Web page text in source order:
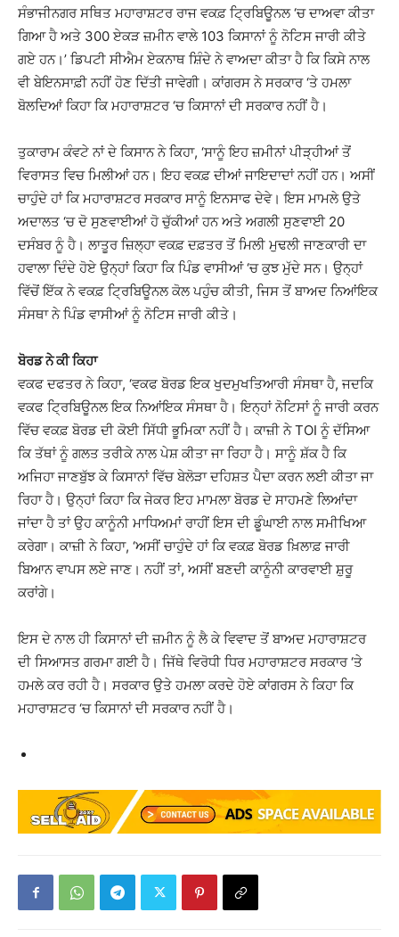
ਸੰਭਾਜੀਨਗਰ ਸਥਿਤ ਮਹਾਰਾਸ਼ਟਰ ਰਾਜ ਵਕਫ਼ ਟ੍ਰਿਬਿਊਨਲ ‘ਚ ਦਾਅਵਾ ਕੀਤਾ
ਗਿਆ ਹੈ ਅਤੇ 300 ਏਕੜ ਜ਼ਮੀਨ ਵਾਲੇ 103 ਕਿਸਾਨਾਂ ਨੂੰ ਨੋਟਿਸ ਜਾਰੀ ਕੀਤੇ
ਗਏ ਹਨ।’ ਡਿਪਟੀ ਸੀਐਮ ਏਕਨਾਥ ਸ਼ਿੰਦੇ ਨੇ ਵਾਅਦਾ ਕੀਤਾ ਹੈ ਕਿ ਕਿਸੇ ਨਾਲ
ਵੀ ਬੇਇਨਸਾਫ਼ੀ ਨਹੀਂ ਹੋਣ ਦਿੱਤੀ ਜਾਵੇਗੀ। ਕਾਂਗਰਸ ਨੇ ਸਰਕਾਰ ‘ਤੇ ਹਮਲਾ
ਬੋਲਦਿਆਂ ਕਿਹਾ ਕਿ ਮਹਾਰਾਸ਼ਟਰ ‘ਚ ਕਿਸਾਨਾਂ ਦੀ ਸਰਕਾਰ ਨਹੀਂ ਹੈ।
ਤੁਕਾਰਾਮ ਕੰਵਟੇ ਨਾਂ ਦੇ ਕਿਸਾਨ ਨੇ ਕਿਹਾ, ‘ਸਾਨੂੰ ਇਹ ਜ਼ਮੀਨਾਂ ਪੀੜ੍ਹੀਆਂ ਤੋਂ
ਵਿਰਾਸਤ ਵਿਚ ਮਿਲੀਆਂ ਹਨ। ਇਹ ਵਕਫ਼ ਦੀਆਂ ਜਾਇਦਾਦਾਂ ਨਹੀਂ ਹਨ। ਅਸੀਂ
ਚਾਹੁੰਦੇ ਹਾਂ ਕਿ ਮਹਾਰਾਸ਼ਟਰ ਸਰਕਾਰ ਸਾਨੂੰ ਇਨਸਾਫ ਦੇਵੇ। ਇਸ ਮਾਮਲੇ ਉਤੇ
ਅਦਾਲਤ ‘ਚ ਦੋ ਸੁਣਵਾਈਆਂ ਹੋ ਚੁੱਕੀਆਂ ਹਨ ਅਤੇ ਅਗਲੀ ਸੁਣਵਾਈ 20
ਦਸੰਬਰ ਨੂੰ ਹੈ। ਲਾਤੂਰ ਜ਼ਿਲ੍ਹਾ ਵਕਫ਼ ਦਫ਼ਤਰ ਤੋਂ ਮਿਲੀ ਮੁਢਲੀ ਜਾਣਕਾਰੀ ਦਾ
ਹਵਾਲਾ ਦਿੰਦੇ ਹੋਏ ਉਨ੍ਹਾਂ ਕਿਹਾ ਕਿ ਪਿੰਡ ਵਾਸੀਆਂ ‘ਚ ਕੁਝ ਮੁੱਦੇ ਸਨ। ਉਨ੍ਹਾਂ
ਵਿੱਚੋਂ ਇੱਕ ਨੇ ਵਕਫ਼ ਟ੍ਰਿਬਿਊਨਲ ਕੋਲ ਪਹੁੰਚ ਕੀਤੀ, ਜਿਸ ਤੋਂ ਬਾਅਦ ਨਿਆਂਇਕ
ਸੰਸਥਾ ਨੇ ਪਿੰਡ ਵਾਸੀਆਂ ਨੂੰ ਨੋਟਿਸ ਜਾਰੀ ਕੀਤੇ।
ਬੋਰਡ ਨੇ ਕੀ ਕਿਹਾ
ਵਕਫ ਦਫਤਰ ਨੇ ਕਿਹਾ, ‘ਵਕਫ ਬੋਰਡ ਇਕ ਖੁਦਮੁਖਤਿਆਰੀ ਸੰਸਥਾ ਹੈ, ਜਦਕਿ
ਵਕਫ ਟ੍ਰਿਬਿਊਨਲ ਇਕ ਨਿਆਂਇਕ ਸੰਸਥਾ ਹੈ। ਇਨ੍ਹਾਂ ਨੋਟਿਸਾਂ ਨੂੰ ਜਾਰੀ ਕਰਨ
ਵਿੱਚ ਵਕਫ਼ ਬੋਰਡ ਦੀ ਕੋਈ ਸਿੱਧੀ ਭੂਮਿਕਾ ਨਹੀਂ ਹੈ। ਕਾਜ਼ੀ ਨੇ TOI ਨੂੰ ਦੱਸਿਆ
ਕਿ ਤੱਥਾਂ ਨੂੰ ਗਲਤ ਤਰੀਕੇ ਨਾਲ ਪੇਸ਼ ਕੀਤਾ ਜਾ ਰਿਹਾ ਹੈ। ਸਾਨੂੰ ਸ਼ੱਕ ਹੈ ਕਿ
ਅਜਿਹਾ ਜਾਣਬੁੱਝ ਕੇ ਕਿਸਾਨਾਂ ਵਿੱਚ ਬੇਲੋੜਾ ਦਹਿਸ਼ਤ ਪੈਦਾ ਕਰਨ ਲਈ ਕੀਤਾ ਜਾ
ਰਿਹਾ ਹੈ। ਉਨ੍ਹਾਂ ਕਿਹਾ ਕਿ ਜੇਕਰ ਇਹ ਮਾਮਲਾ ਬੋਰਡ ਦੇ ਸਾਹਮਣੇ ਲਿਆਂਦਾ
ਜਾਂਦਾ ਹੈ ਤਾਂ ਉਹ ਕਾਨੂੰਨੀ ਮਾਧਿਅਮਾਂ ਰਾਹੀਂ ਇਸ ਦੀ ਡੂੰਘਾਈ ਨਾਲ ਸਮੀਖਿਆ
ਕਰੇਗਾ। ਕਾਜ਼ੀ ਨੇ ਕਿਹਾ, ‘ਅਸੀਂ ਚਾਹੁੰਦੇ ਹਾਂ ਕਿ ਵਕਫ਼ ਬੋਰਡ ਖ਼ਿਲਾਫ਼ ਜਾਰੀ
ਬਿਆਨ ਵਾਪਸ ਲਏ ਜਾਣ। ਨਹੀਂ ਤਾਂ, ਅਸੀਂ ਬਣਦੀ ਕਾਨੂੰਨੀ ਕਾਰਵਾਈ ਸ਼ੁਰੂ
ਕਰਾਂਗੇ।
ਇਸ ਦੇ ਨਾਲ ਹੀ ਕਿਸਾਨਾਂ ਦੀ ਜ਼ਮੀਨ ਨੂੰ ਲੈ ਕੇ ਵਿਵਾਦ ਤੋਂ ਬਾਅਦ ਮਹਾਰਾਸ਼ਟਰ
ਦੀ ਸਿਆਸਤ ਗਰਮਾ ਗਈ ਹੈ। ਜਿੱਥੇ ਵਿਰੋਧੀ ਧਿਰ ਮਹਾਰਾਸ਼ਟਰ ਸਰਕਾਰ ‘ਤੇ
ਹਮਲੇ ਕਰ ਰਹੀ ਹੈ। ਸਰਕਾਰ ਉਤੇ ਹਮਲਾ ਕਰਦੇ ਹੋਏ ਕਾਂਗਰਸ ਨੇ ਕਿਹਾ ਕਿ
ਮਹਾਰਾਸ਼ਟਰ ‘ਚ ਕਿਸਾਨਾਂ ਦੀ ਸਰਕਾਰ ਨਹੀਂ ਹੈ।